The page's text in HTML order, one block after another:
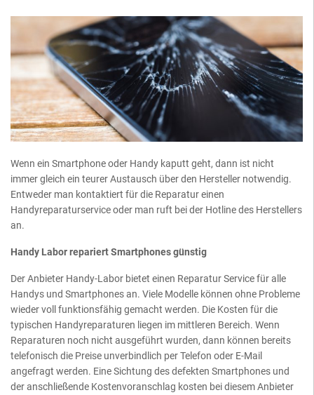
Wenn ein Smartphone oder Handy kaputt geht, dann ist nicht
immer gleich ein teurer Austausch über den Hersteller notwendig.
Entweder man kontaktiert für die Reparatur einen
Handyreparaturservice oder man ruft bei der Hotline des Herstellers
an.
Handy Labor repariert Smartphones günstig
Der Anbieter Handy-Labor bietet einen Reparatur Service für alle
Handys und Smartphones an. Viele Modelle können ohne Probleme
wieder voll funktionsfähig gemacht werden. Die Kosten für die
typischen Handyreparaturen liegen im mittleren Bereich. Wenn
Reparaturen noch nicht ausgeführt wurden, dann können bereits
telefonisch die Preise unverbindlich per Telefon oder E-Mail
angefragt werden. Eine Sichtung des defekten Smartphones und
der anschließende Kostenvoranschlag kosten bei diesem Anbieter